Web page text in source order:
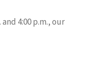
4:00 p.m., our